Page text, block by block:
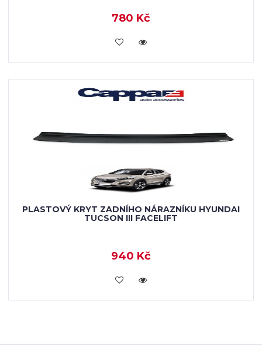
780 Kč
KOUPIT
PLASTOVÝ KRYT ZADNÍHO NÁRAZNÍKU HYUNDAI
TUCSON III FACELIFT
940 Kč
KOUPIT